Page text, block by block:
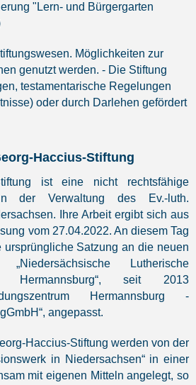
"Lern- und Bürgergarten
Möglichkeiten zur
genutzt werden. - Die Stiftung
testamentarische Regelungen
oder durch Darlehen gefördert
Haccius-Stiftung
ist eine nicht rechtsfähige
der Verwaltung des Ev.-luth.
Ihre Arbeit ergibt sich aus
vom 27.04.2022. An diesem Tag
ursprüngliche Satzung an die neuen
Lutherische
Hermannsburg“, seit 2013
Hermannsburg -
angepasst.
Haccius-Stiftung werden von der
in Niedersachsen“ in einer
mit eigenen Mitteln angelegt, so